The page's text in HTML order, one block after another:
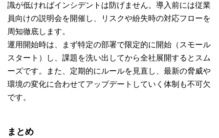
識が低ければインシデントは防げません。導入前には従業
員向けの説明会を開催し、リスクや紛失時の対応フローを
周知徹底します。
運用開始時は、まず特定の部署で限定的に開始（スモール
スタート）し、課題を洗い出してから全社展開するとスム
ーズです。また、定期的にルールを見直し、最新の脅威や
環境の変化に合わせてアップデートしていく体制も不可欠
です。
まとめ